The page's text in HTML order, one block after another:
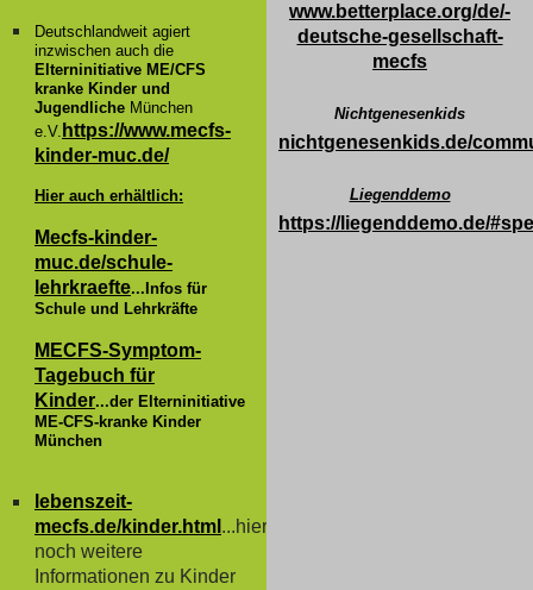
Deutschlandweit agiert
inzwischen auch die
Elterninitiative ME/CFS
kranke Kinder und
Jugendliche München
e.V. https://www.mecfs-
kinder-muc.de/
Hier auch erhältlich:
Mecfs-kinder-
muc.de/schule-
lehrkraefte...Infos für
Schule und Lehrkräfte
MECFS-Symptom-
Tagebuch für
Kinder...der Elterninitiative
ME-CFS-kranke Kinder
München
lebenszeit-
mecfs.de/kinder.html ...hier
noch weitere
Informationen zu Kinder
www.betterplace.org/de/-
deutsche-gesellschaft-
mecfs
Nichtgenesenkids
nichtgenesenkids.de/
Liegenddemo
https://liegenddemo.de/